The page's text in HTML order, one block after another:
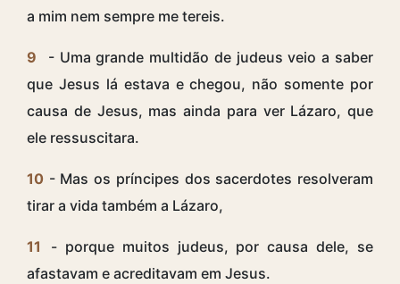
a mim nem sempre me tereis.
9
- Uma grande multidão de judeus veio a saber
que Jesus lá estava e chegou, não somente por
causa de Jesus, mas ainda para ver Lázaro, que
ele ressuscitara.
10 - Mas os príncipes dos sacerdotes resolveram
tirar a vida também a Lázaro,
11
- porque muitos judeus, por causa dele, se
afastavam e acreditavam em Jesus.